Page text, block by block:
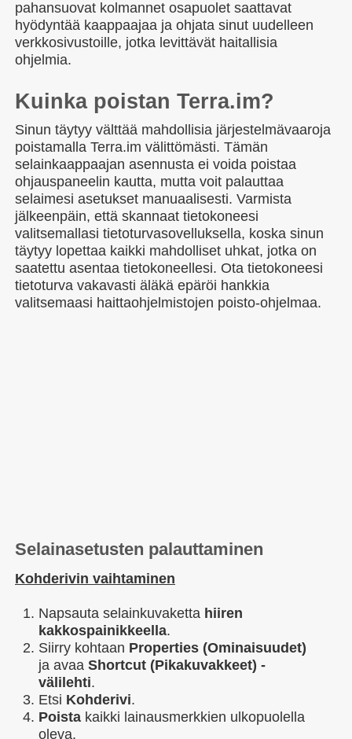
pahansuovat kolmannet osapuolet saattavat
hyödyntää kaappaajaa ja ohjata sinut uudelleen
verkkosivustoille, jotka levittävät haitallisia
ohjelmia.
Kuinka poistan Terra.im?
Sinun täytyy välttää mahdollisia järjestelmävaaroja
poistamalla Terra.im välittömästi. Tämän
selainkaappaajan asennusta ei voida poistaa
ohjauspaneelin kautta, mutta voit palauttaa
selaimesi asetukset manuaalisesti. Varmista
jälkeenpäin, että skannaat tietokoneesi
valitsemallasi tietoturvasovelluksella, koska sinun
täytyy lopettaa kaikki mahdolliset uhkat, jotka on
saatettu asentaa tietokoneellesi. Ota tietokoneesi
tietoturva vakavasti äläkä epäröi hankkia
valitsemaasi haittaohjelmistojen poisto-ohjelmaa.
Selainasetusten palauttaminen
Kohderivin vaihtaminen
Napsauta selainkuvaketta hiiren
kakkospainikkeella.
Siirry kohtaan Properties (Ominaisuudet)
ja avaa Shortcut (Pikakuvakkeet) -
välilehti.
Etsi Kohderivi.
Poista kaikki lainausmerkkien ulkopuolella
oleva.